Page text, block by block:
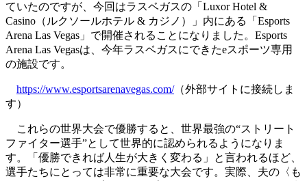
ていたのですが、今回はラスベガスの「Luxor Hotel &
Casino（ルクソールホテル & カジノ）」内にある「Esports
Arena Las Vegas」で開催されることになりました。Esports
Arena Las Vegasは、今年ラスベガスにできたeスポーツ専用
の施設です。
https://www.esportsarenavegas.com/（外部サイトに接続しま
す）
これらの世界大会で優勝すると、世界最強の“ストリート
ファイター選手”として世界的に認められるようになりま
す。「優勝できれば人生が大きく変わる」と言われるほど、
選手たちにとっては非常に重要な大会です。実際、夫の〈も